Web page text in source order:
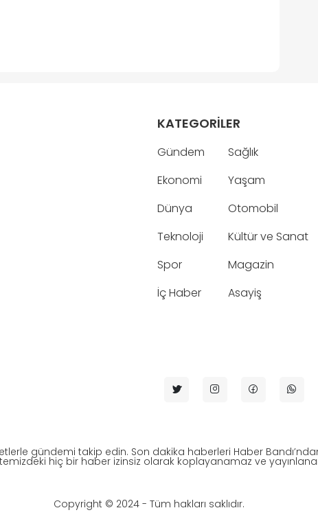
KATEGORİLER
Gündem
Ekonomi
Dünya
Teknoloji
Spor
İç Haber
Sağlık
Yaşam
Otomobil
Kültür ve Sanat
Magazin
Asayiş
gündemi takip edin. Son dakika haberleri Haber
hiç bir haber izinsiz olarak koplayanamaz ve
Copyright © 2024 - Tüm hakları saklıdır.